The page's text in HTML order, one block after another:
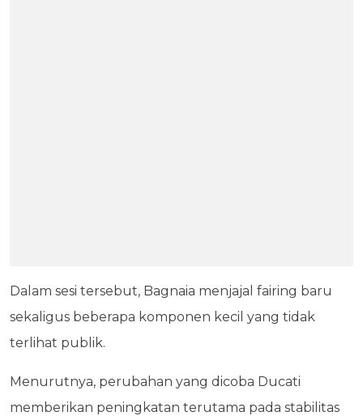
Dalam sesi tersebut, Bagnaia menjajal fairing baru
sekaligus beberapa komponen kecil yang tidak
terlihat publik.
Menurutnya, perubahan yang dicoba Ducati
memberikan peningkatan terutama pada stabilitas